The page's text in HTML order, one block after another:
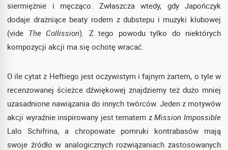
siermiężnie i męcząco. Zwłaszcza wtedy, gdy Japończyk
dodaje drażniące beaty rodem z dubstepu i muzyki klubowej
(vide The Collission). Z tego powodu tylko do niektórych
kompozycji akcji ma się ochotę wracać.
O ile cytat z Heftiego jest oczywistym i fajnym żartem, o tyle w
recenzowanej ścieżce dźwiękowej znajdziemy też dużo mniej
uzasadnione nawiązania do innych twórców. Jeden z motywów
akcji wyraźnie inspirowany jest tematem zMission Impossible
Lalo Schifrina, a chropowate pomruki kontrabasów mają
swoje źródło w analogicznych rozwiązaniach zastosowanych